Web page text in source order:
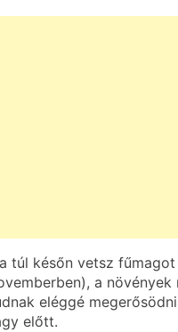
túl későn vetsz fűmagot
a növények
eléggé
előtt.